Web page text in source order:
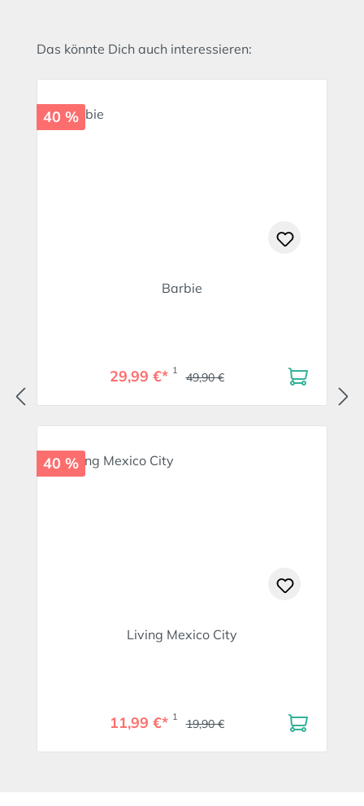
Produktgalerie überspringen
Das könnte Dich auch interessieren:
40 %
Barbie
29,99 €* 1 49,90 €
40 %
Living Mexico City
11,99 €* 1 19,90 €